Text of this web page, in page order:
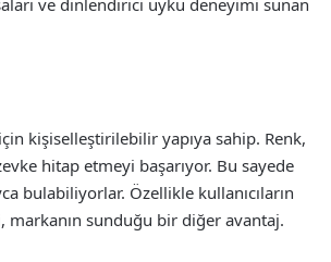
ve dinlendirici uyku deneyimi sunan
kişiselleştirilebilir yapıya sahip. Renk,
hitap etmeyi başarıyor. Bu sayede
bulabiliyorlar. Özellikle kullanıcıların
sunduğu bir diğer avantaj.